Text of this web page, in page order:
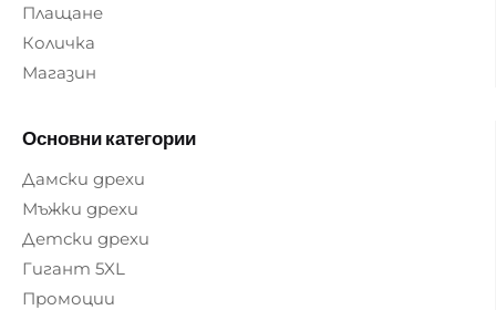
Плащане
Количка
Магазин
Основни категории
Дамски дрехи
Мъжки дрехи
Детски дрехи
Гигант 5XL
Промоции